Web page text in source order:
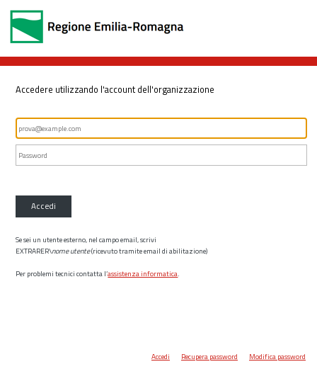
Accedere utilizzando l'account dell'organizzazione
Accedi
Se sei un utente esterno, nel campo email, scrivi
EXTRARER\nome utente(ricevuto tramite email di abilitazione)
Per problemi tecnici contatta l’assistenza informatica.
Accedi Recupera password Modifica password